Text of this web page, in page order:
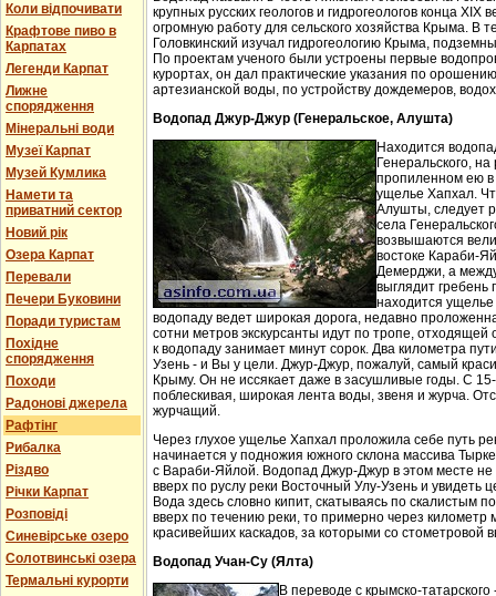
Коли відпочивати
Крафтове пиво в
Карпатах
Легенди Карпат
Лижне
спорядження
Мінеральні води
Музеї Карпат
Музей Кумлика
Намети та
приватний сектор
Новий рік
Озера Карпат
Перевали
Печери Буковини
Поради туристам
Похідне
спорядження
Походи
Радонові джерела
Рафтінг
Рибалка
Різдво
Річки Карпат
Розповіді
Синевірське озеро
Солотвинські озера
Термальні курорти
крупных русских геологов и гидрогеологов конца XIX
огромную работу для сельского хозяйства Крыма. В
Головкинский изучал гидрогеологию Крыма,
По проектам ученого были устроены первые
курортах, он дал практические указания по
артезианской воды, по устройству дождемеров,
Водопад Джур-Джур (Генеральское, Алушта)
Находится
Генеральского,
пропиленном ею в
ущелье Хапхал.
Алушты, следует
села
возвышаются
востоке Караби-
Демерджи, а
выглядит гребень
находится
водопаду ведет широкая дорога, недавно
сотни метров экскурсанты идут по тропе, отходящей
к водопаду занимает минут сорок. Два километра
Узень - и Вы у цели. Джур-Джур, пожалуй, самый
Крыму. Он не иссякает даже в засушливые годы. С
поблескивая, широкая лента воды, звеня и журча.
журчащий.
Через глухое ущелье Хапхал проложила себе путь
начинается у подножия южного склона массива
с Вараби-Яйлой. Водопад Джур-Джур в этом месте
вверх по руслу реки Восточный Улу-Узень и увидеть
Вода здесь словно кипит, скатываясь по скалистым
вверх по течению реки, то примерно через километр
красивейших каскадов, за которыми со стометровой
Водопад Учан-Су (Ялта)
В переводе с крымско-